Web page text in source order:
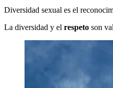
Diversidad sexual es el
La diversidad y el respeto son